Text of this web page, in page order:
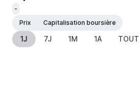
-
Prix
Capitalisation boursière
1J 7J 1M 1A TOUT